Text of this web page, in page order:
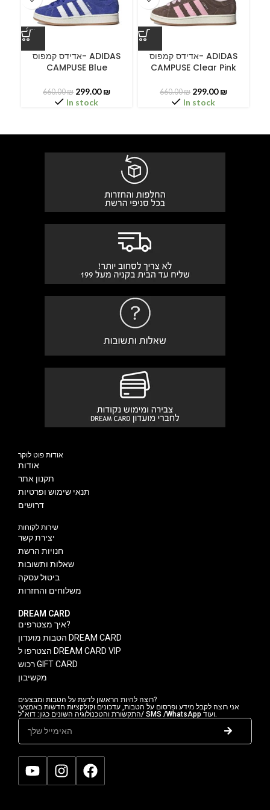
אדידס קמפוס- ADIDAS
CAMPUSE Blue
660.00₪ 299.00₪
In stock
אדידס קמפוס- ADIDAS
CAMPUSE Clear Pink
660.00₪ 299.00₪
In stock
אודות פוט לוקר
אודות
תקנון אתר
תנאי שימוש ופרטיות
דרושים
שירות לקוחות
יצירת קשר
חנויות הרשת
שאלות ותשובות
ביטול עסקה
משלוחים והחזרות
DREAM CARD
איך מצטרפים?
הטבות מועדון DREAM CARD
הצטרפו ל DREAM CARD VIP
רכוש GIFT CARD
מקשיבון
רוצה להיות הראשון לדעת על הטבות ומבצעים?
אני רוצה לקבל מידע ופרסום על הטבות, עדכונים וקולקציות חדשות באמצעי
התקשורת והטכנולוגיה השונים כגון: דוא"ל/ SMS /WhatsApp ועוד.